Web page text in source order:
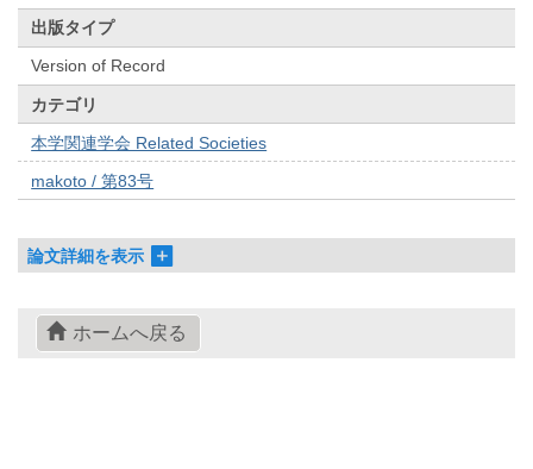
出版タイプ
Version of Record
カテゴリ
本学関連学会 Related Societies
makoto / 第83号
論文詳細を表示
ホームへ戻る